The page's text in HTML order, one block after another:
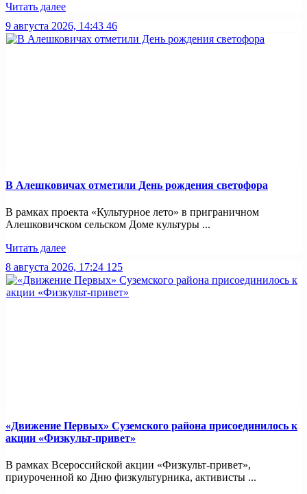
Читать далее
9 августа 2026, 14:43 46
В Алешковичах отметили День рождения светофора
В рамках проекта «Культурное лето» в приграничном
Алешковичском сельском Доме культуры ...
Читать далее
8 августа 2026, 17:24 125
«Движение Первых» Суземского района присоединилось к
акции «Физкульт-привет»
В рамках Всероссийской акции «Физкульт-привет»,
приуроченной ко Дню физкультурника, активисты ...